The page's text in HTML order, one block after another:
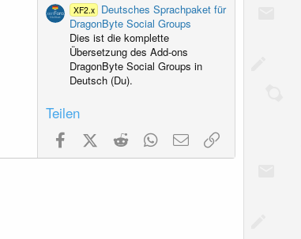
XF2.x
Deutsches Sprachpaket für
DragonByte Social Groups
Dies ist die komplette
Übersetzung des Add-ons
DragonByte Social Groups in
Deutsch (Du).
Teilen
FacebookX (Twitter)Reddit WhatsApp
E-Mail